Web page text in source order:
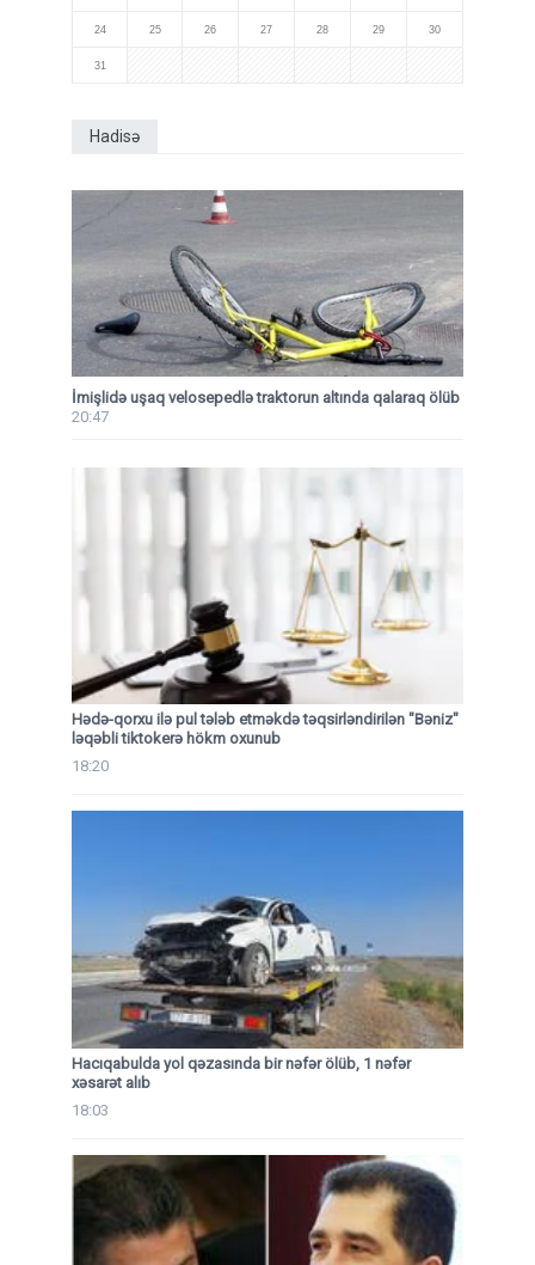
24 25 26 27 28 29 30
31
Hadisə
İmişlidə uşaq velosepedlə traktorun altında qalaraq ölüb
20:47
Hədə-qorxu ilə pul tələb etməkdə təqsirləndirilən "Bəniz"
ləqəbli tiktokerə hökm oxunub
18:20
Hacıqabulda yol qəzasında bir nəfər ölüb, 1 nəfər
xəsarət alıb
18:03